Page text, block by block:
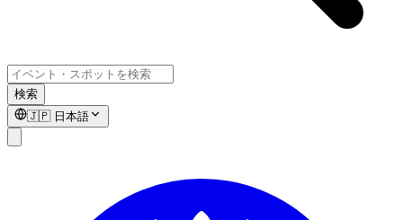
検索
🇯🇵 日本語